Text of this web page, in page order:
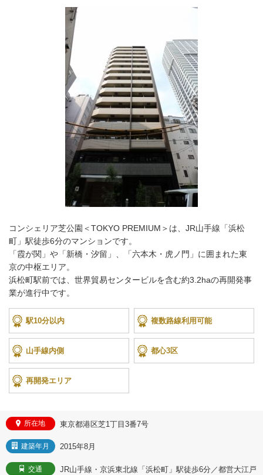
コンシェリア芝公園＜TOKYO PREMIUM＞は、JR山手線「浜松
町」駅徒歩6分のマンションです。
「霞が関」や「新橋・汐留」、「六本木・虎ノ門」に囲まれた東
京の中枢エリア。
浜松町駅前では、世界貿易センタービルを含む約3.2haの再開発事
業が進行中です。
駅10分以内 複数路線利用可能
山手線内側 都心3区
再開発エリア
所在地 東京都港区芝1丁目3番7号
建築年月 2015年8月
交通
JR山手線・京浜東北線「浜松町」駅徒歩6分／都営大江戸